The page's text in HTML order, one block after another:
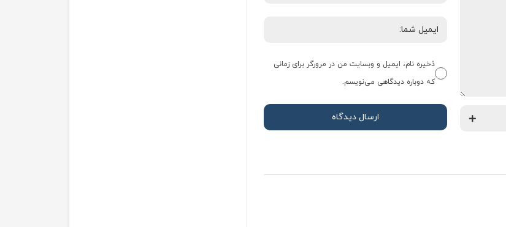
ذخیره نام، ایمیل و وبسایت من در مرورگر برای زمانی
که دوباره دیدگاهی می‌نویسم.